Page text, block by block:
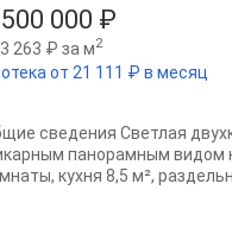
000 ₽
263 ₽ за м2
от 21 111 ₽ в месяц
сведения Светлая
панорамным видом
кухня 8,5 м²,